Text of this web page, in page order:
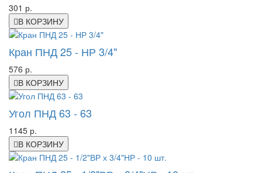
301 р.
В КОРЗИНУ
Кран ПНД 25 - НР 3/4"
576 р.
В КОРЗИНУ
Угол ПНД 63 - 63
1145 р.
В КОРЗИНУ